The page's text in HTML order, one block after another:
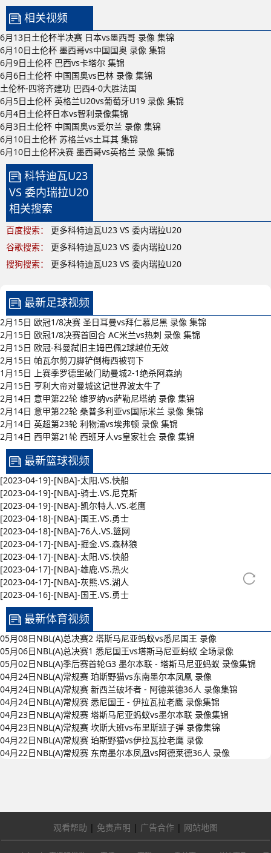
相关视频
6月13日土伦杯半决赛 日本vs墨西哥 录像 集锦
6月10日土伦杯 墨西哥vs中国国奥 录像 集锦
6月9日土伦杯 巴西vs卡塔尔 集锦
6月6日土伦杯 中国国奥vs巴林 录像 集锦
土伦杯-四将齐建功 巴西4-0大胜法国
6月5日土伦杯 英格兰U20vs葡萄牙U19 录像 集锦
6月4日土伦杯日本vs智利录像集锦
6月3日土伦杯 中国国奥vs爱尔兰 录像 集锦
6月10日土伦杯 苏格兰vs土耳其 集锦
6月10日土伦杯决赛 墨西哥vs英格兰 录像 集锦
科特迪瓦U23
VS 委内瑞拉U20
相关搜索
百度搜索：
更多科特迪瓦U23 VS 委内瑞拉U20
谷歌搜索：
更多科特迪瓦U23 VS 委内瑞拉U20
搜狗搜索：
更多科特迪瓦U23 VS 委内瑞拉U20
最新足球视频
2月15日 欧冠1/8决赛 圣日耳曼vs拜仁慕尼黑 录像 集锦
2月15日 欧冠1/8决赛首回合 AC米兰vs热刺 录像 集锦
2月15日 欧冠-科曼弑旧主姆巴佩2球越位无效
2月15日 帕瓦尔剪刀脚铲倒梅西被罚下
1月15日 上赛季罗德里破门助曼城2-1绝杀阿森纳
2月15日 亨利大帝对曼城这记世界波太牛了
2月14日 意甲第22轮 维罗纳vs萨勒尼塔纳 录像 集锦
2月14日 意甲第22轮 桑普多利亚vs国际米兰 录像 集锦
2月14日 英超第23轮 利物浦vs埃弗顿 录像 集锦
2月14日 西甲第21轮 西班牙人vs皇家社会 录像 集锦
最新篮球视频
[2023-04-19]-[NBA]-太阳.VS.快船
[2023-04-19]-[NBA]-骑士.VS.尼克斯
[2023-04-19]-[NBA]-凯尔特人.VS.老鹰
[2023-04-18]-[NBA]-国王.VS.勇士
[2023-04-18]-[NBA]-76人.VS.篮网
[2023-04-17]-[NBA]-掘金.VS.森林狼
[2023-04-17]-[NBA]-太阳.VS.快船
[2023-04-17]-[NBA]-雄鹿.VS.热火
[2023-04-17]-[NBA]-灰熊.VS.湖人
[2023-04-16]-[NBA]-国王.VS.勇士
最新体育视频
05月08日NBL(A)总决赛2 塔斯马尼亚蚂蚁vs悉尼国王 录像
05月06日NBL(A)总决赛1 悉尼国王vs塔斯马尼亚蚂蚁 全场录像
05月02日NBL(A)季后赛首轮G3 墨尔本联 - 塔斯马尼亚蚂蚁 录像集锦
04月24日NBL(A)常规赛 珀斯野猫vs东南墨尔本凤凰 录像
04月24日NBL(A)常规赛 新西兰破坏者 - 阿德莱德36人 录像集锦
04月24日NBL(A)常规赛 悉尼国王 - 伊拉瓦拉老鹰 录像集锦
04月23日NBL(A)常规赛 塔斯马尼亚蚂蚁vs墨尔本联 录像集锦
04月23日NBL(A)常规赛 坎斯大班vs布里斯班子弹 录像集锦
04月22日NBL(A)常规赛 珀斯野猫vs伊拉瓦拉老鹰 录像
04月22日NBL(A)常规赛 东南墨尔本凤凰vs阿德莱德36人 录像
观看帮助 | 免责声明 | 广告合作 | 网站地图